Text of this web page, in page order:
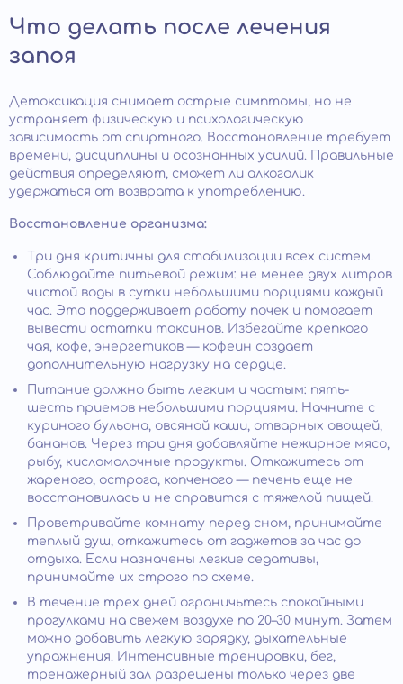
Что делать после лечения
запоя
Детоксикация снимает острые симптомы, но не
устраняет физическую и психологическую
зависимость от спиртного. Восстановление требует
времени, дисциплины и осознанных усилий. Правильные
действия определяют, сможет ли алкоголик
удержаться от возврата к употреблению.
Восстановление организма:
Три дня критичны для стабилизации всех систем.
Соблюдайте питьевой режим: не менее двух литров
чистой воды в сутки небольшими порциями каждый
час. Это поддерживает работу почек и помогает
вывести остатки токсинов. Избегайте крепкого
чая, кофе, энергетиков — кофеин создает
дополнительную нагрузку на сердце.
Питание должно быть легким и частым: пять-
шесть приемов небольшими порциями. Начните с
куриного бульона, овсяной каши, отварных овощей,
бананов. Через три дня добавляйте нежирное мясо,
рыбу, кисломолочные продукты. Откажитесь от
жареного, острого, копченого — печень еще не
восстановилась и не справится с тяжелой пищей.
Проветривайте комнату перед сном, принимайте
теплый душ, откажитесь от гаджетов за час до
отдыха. Если назначены легкие седативы,
принимайте их строго по схеме.
В течение трех дней ограничьтесь спокойными
прогулками на свежем воздухе по 20–30 минут. Затем
можно добавить легкую зарядку, дыхательные
упражнения. Интенсивные тренировки, бег,
тренажерный зал разрешены только через две